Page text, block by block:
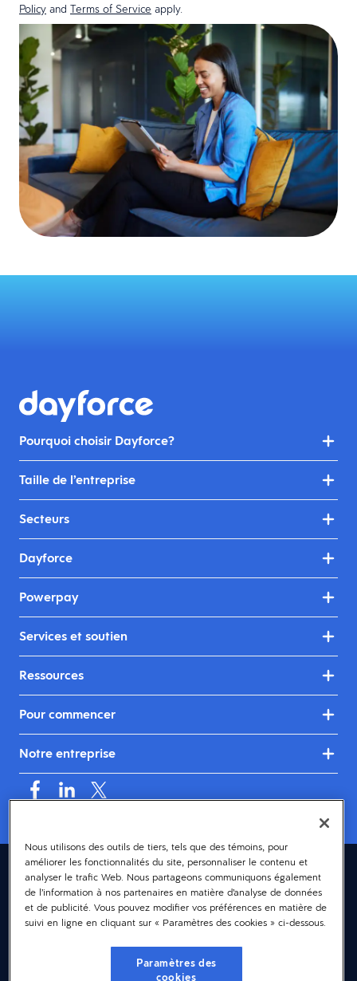
Policy and Terms of Service apply.
Pourquoi choisir Dayforce?
Taille de l’entreprise
Secteurs
Dayforce
Powerpay
Services et soutien
Ressources
Pour commencer
Notre entreprise
Canada (français)
© 2026 Dayforce
Confidentialité
Modalités et conditions
Accessibilité
Nous utilisons des outils de tiers, tels que des témoins, pour
améliorer les fonctionnalités du site, personnaliser le contenu et
analyser le trafic Web. Nous partageons communiquons également
de l’information à nos partenaires en matière d’analyse de données
et de publicité. Vous pouvez modifier vos préférences en matière de
suivi en ligne en cliquant sur « Paramètres des cookies » ci-dessous.
Paramètres des
cookies